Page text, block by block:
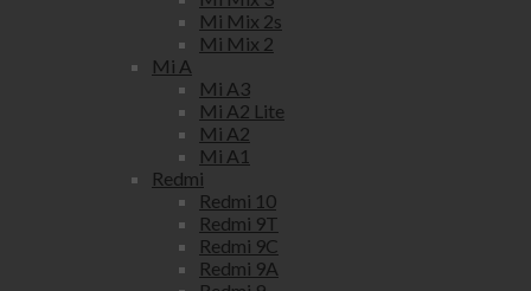
Mi Mix 2s
Mi Mix 2
Mi A
Mi A3
Mi A2 Lite
Mi A2
Mi A1
Redmi
Redmi 10
Redmi 9T
Redmi 9C
Redmi 9A